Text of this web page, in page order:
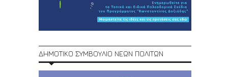
ΔΗΜΟΤΙΚΟ ΣΥΜΒΟΥΛΙΟ ΝΕΩΝ ΠΟΛΙΤΩΝ